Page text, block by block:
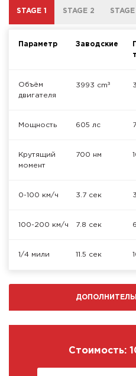
STAGE 1 STAGE 2
Параметр Заводские
Объём
двигателя
3993 cm³
Мощность 605 лс
Крутящий
момент
700 нм
0-100 км/ч 3.7 сек
100-200 км/ч 7.8 сек
1/4 мили 11.5 сек
Стоимость: